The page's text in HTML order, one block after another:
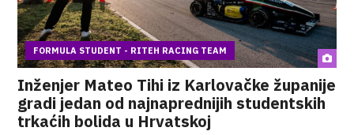
FORMULA STUDENT - RITEH RACING TEAM
Inženjer Mateo Tihi iz Karlovačke županije
gradi jedan od najnaprednijih studentskih
trkaćih bolida u Hrvatskoj